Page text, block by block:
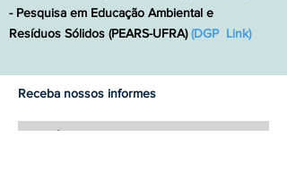
- Pesquisa em Educação Ambiental e
Resíduos Sólidos (PEARS-UFRA)(DGP Link)
Receba nossos informes